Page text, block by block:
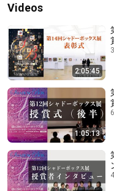
Videos
2:05:45
1:05:13